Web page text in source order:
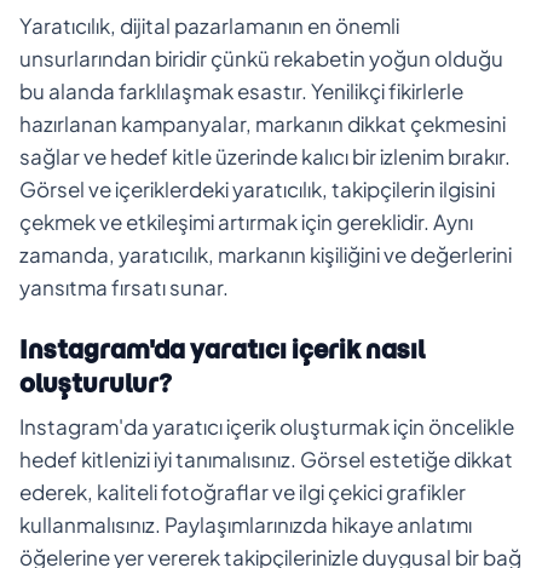
Yaratıcılık, dijital pazarlamanın en önemli
unsurlarından biridir çünkü rekabetin yoğun olduğu
bu alanda farklılaşmak esastır. Yenilikçi fikirlerle
hazırlanan kampanyalar, markanın dikkat çekmesini
sağlar ve hedef kitle üzerinde kalıcı bir izlenim bırakır.
Görsel ve içeriklerdeki yaratıcılık, takipçilerin ilgisini
çekmek ve etkileşimi artırmak için gereklidir. Aynı
zamanda, yaratıcılık, markanın kişiliğini ve değerlerini
yansıtma fırsatı sunar.
Instagram'da yaratıcı içerik nasıl
oluşturulur?
Instagram'da yaratıcı içerik oluşturmak için öncelikle
hedef kitlenizi iyi tanımalısınız. Görsel estetiğe dikkat
ederek, kaliteli fotoğraflar ve ilgi çekici grafikler
kullanmalısınız. Paylaşımlarınızda hikaye anlatımı
öğelerine yer vererek takipçilerinizle duygusal bir bağ